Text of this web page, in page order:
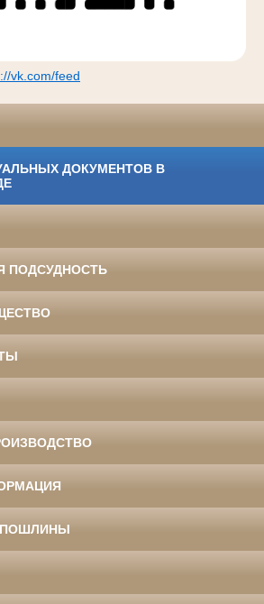
vk.com/feed
ДОКУМЕНТОВ В
ПОДСУДНОСТЬ